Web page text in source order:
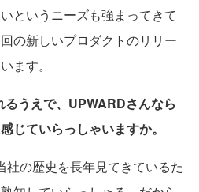
というニーズも強まってきて
の新しいプロダクトのリリー
ます。
うえで、UPWARDさんなら
じていらっしゃいますか。
社の歴史を長年見てきているた